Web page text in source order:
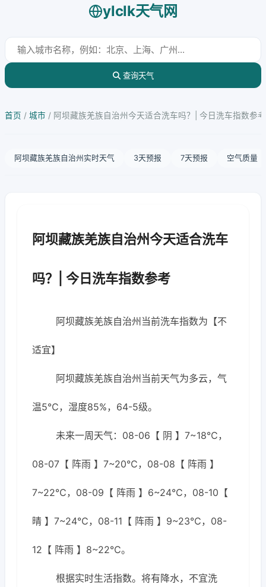
ylclk天气网
查询天气
首页 / 城市 / 阿坝藏族羌族自治州今天适合洗车吗？| 今日洗车指数参考
阿坝藏族羌族自治州实时天气 3天预报 7天预报 空气质量
阿坝藏族羌族自治州今天适合洗车
吗？| 今日洗车指数参考
阿坝藏族羌族自治州当前洗车指数为【不
适宜】
阿坝藏族羌族自治州当前天气为多云，气
温5℃，湿度85%，64-5级。
未来一周天气：08-06【 阴 】7~18℃，
08-07【 阵雨 】7~20℃，08-08【 阵雨 】
7~22℃，08-09【 阵雨 】6~24℃，08-10【
晴 】7~24℃，08-11【 阵雨 】9~23℃，08-
12【 阵雨 】8~22℃。
根据实时生活指数。将有降水，不宜洗